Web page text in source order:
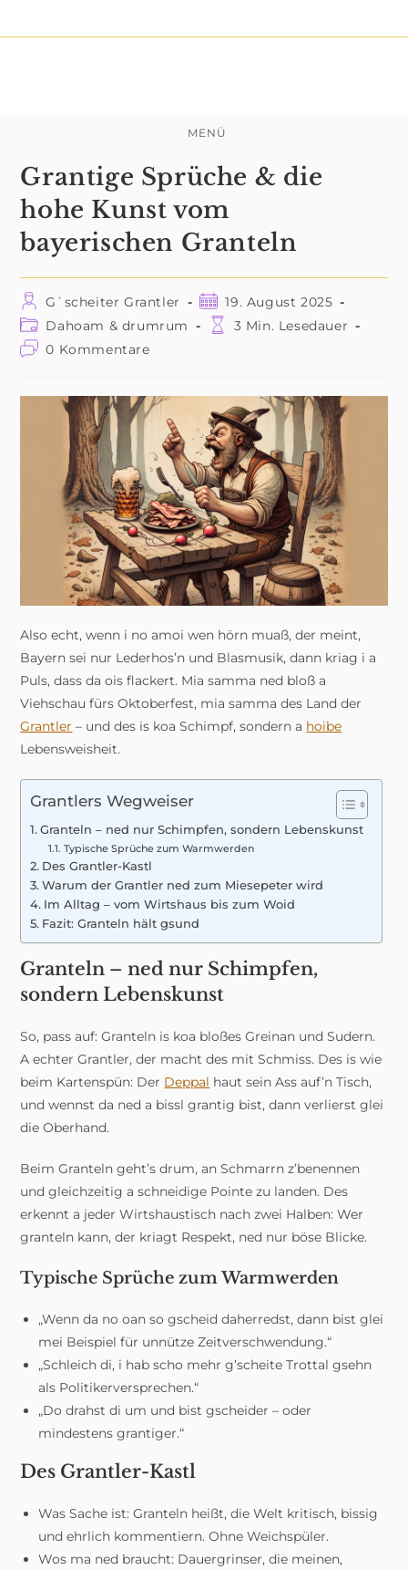
Inhalt
MENÜ
Grantige Sprüche & die
hohe Kunst vom
bayerischen Granteln
Beitrags-
Autor:
G`scheiter Grantler
Beitrag
veröffentlicht:
19. August 2025
Beitrags-
Kategorie:
Dahoam & drumrum Lesedauer:
3 Min. Lesedauer
Beitrags-
0 Kommentare
Also echt, wenn i no amoi wen hörn muaß, der meint,
Bayern sei nur Lederhos’n und Blasmusik, dann kriag i a
Puls, dass da ois flackert. Mia samma ned bloß a
Viehschau fürs Oktoberfest, mia samma des Land der
Grantler – und des is koa Schimpf, sondern a hoibe
Lebensweisheit.
Grantlers Wegweiser
Granteln – ned nur Schimpfen, sondern Lebenskunst
Typische Sprüche zum Warmwerden
Des Grantler-Kastl
Warum der Grantler ned zum Miesepeter wird
Im Alltag – vom Wirtshaus bis zum Woid
Fazit: Granteln hält gsund
Granteln – ned nur Schimpfen,
sondern Lebenskunst
So, pass auf: Granteln is koa bloßes Greinan und Sudern.
A echter Grantler, der macht des mit Schmiss. Des is wie
beim Kartenspün: Der Deppal haut sein Ass auf’n Tisch,
und wennst da ned a bissl grantig bist, dann verlierst glei
die Oberhand.
Beim Granteln geht’s drum, an Schmarrn z’benennen
und gleichzeitig a schneidige Pointe zu landen. Des
erkennt a jeder Wirtshaustisch nach zwei Halben: Wer
granteln kann, der kriagt Respekt, ned nur böse Blicke.
Typische Sprüche zum Warmwerden
„Wenn da no oan so gscheid daherredst, dann bist glei
mei Beispiel für unnütze Zeitverschwendung.“
„Schleich di, i hab scho mehr g’scheite Trottal gsehn
als Politikerversprechen.“
„Do drahst di um und bist gscheider – oder
mindestens grantiger.“
Des Grantler-Kastl
Was Sache ist: Granteln heißt, die Welt kritisch, bissig
und ehrlich kommentiern. Ohne Weichspüler.
Wos ma ned braucht: Dauergrinser, die meinen,